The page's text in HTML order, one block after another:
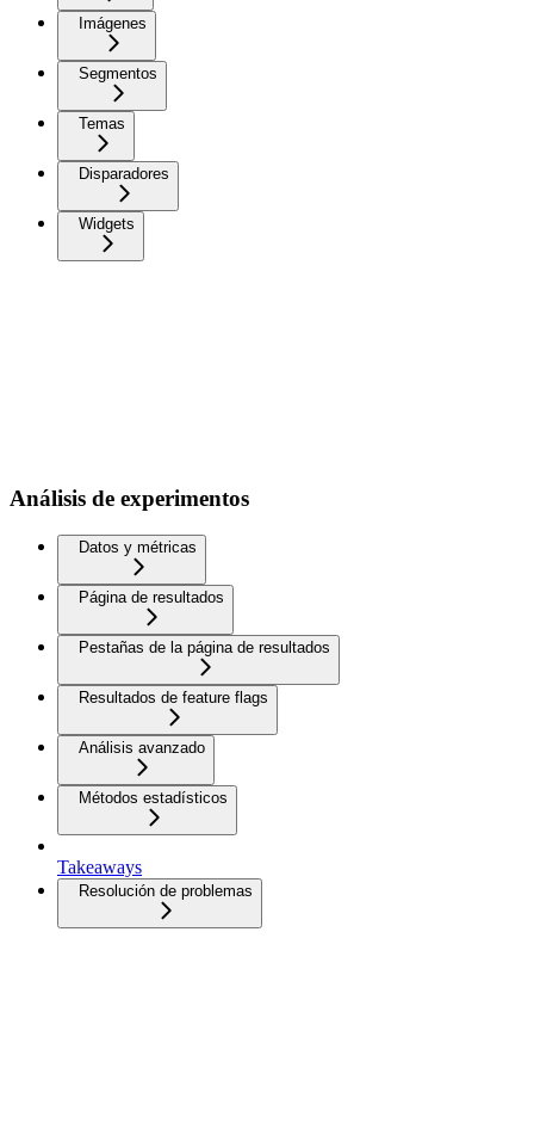
Imágenes
Segmentos
Temas
Disparadores
Widgets
Análisis de experimentos
Datos y métricas
Página de resultados
Pestañas de la página de resultados
Resultados de feature flags
Análisis avanzado
Métodos estadísticos
Takeaways
Resolución de problemas